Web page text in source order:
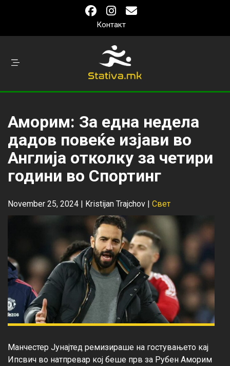
Контакт
Аморим: За една недела
дадов повеќе изјави во
Англија отколку за четири
години во Спортинг
November 25, 2024 | Kristijan Trajchov | Свет
Манчестер Јунајтед ремизираше на гостувањето кај
Ипсвич во натпревар кој беше прв за Рубен Аморим